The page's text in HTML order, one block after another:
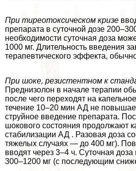
При тиреотоксическом кризе
препарата в суточной дозе
необходимости суточная доза
1000 мг. Длительность введения
терапевтического эффекта,
При шоке, резистентном к
Преднизолон в начале терапии
после чего переходят на
течение 10–20 мин АД не
струйное введение препарата.
шокового состояния продолжают
стабилизации АД . Разовая доза
тяжелых случаях — до 400 мг).
вводят через 3–4 ч. Суточная доза
300–1200 мг (с последующим